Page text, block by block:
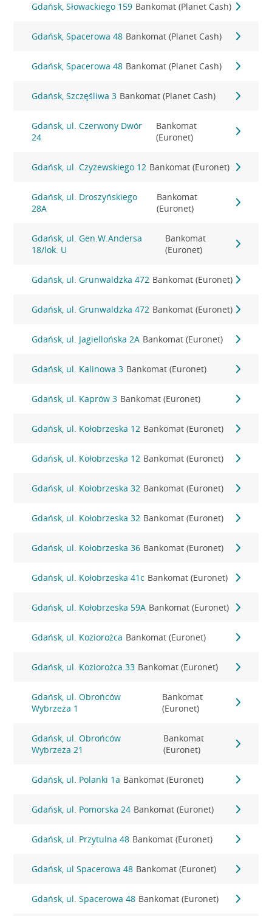
Gdańsk, Słowackiego 159 Bankomat (Planet Cash)
Gdańsk, Spacerowa 48 Bankomat (Planet Cash)
Gdańsk, Spacerowa 48 Bankomat (Planet Cash)
Gdańsk, Szczęśliwa 3 Bankomat (Planet Cash)
Gdańsk, ul. Czerwony Dwór
24
Bankomat
(Euronet)
Gdańsk, ul. Czyżewskiego 12 Bankomat (Euronet)
Gdańsk, ul. Droszyńskiego
28A
Bankomat
(Euronet)
Gdańsk, ul. Gen.W.Andersa
18/lok. U
Bankomat
(Euronet)
Gdańsk, ul. Grunwaldzka 472 Bankomat (Euronet)
Gdańsk, ul. Grunwaldzka 472 Bankomat (Euronet)
Gdańsk, ul. Jagiellońska 2A Bankomat (Euronet)
Gdańsk, ul. Kalinowa 3 Bankomat (Euronet)
Gdańsk, ul. Kaprów 3 Bankomat (Euronet)
Gdańsk, ul. Kołobrzeska 12 Bankomat (Euronet)
Gdańsk, ul. Kołobrzeska 12 Bankomat (Euronet)
Gdańsk, ul. Kołobrzeska 32 Bankomat (Euronet)
Gdańsk, ul. Kołobrzeska 32 Bankomat (Euronet)
Gdańsk, ul. Kołobrzeska 36 Bankomat (Euronet)
Gdańsk, ul. Kołobrzeska 41c Bankomat (Euronet)
Gdańsk, ul. Kołobrzeska 59A Bankomat (Euronet)
Gdańsk, ul. Koziorożca Bankomat (Euronet)
Gdańsk, ul. Koziorożca 33 Bankomat (Euronet)
Gdańsk, ul. Obrońców
Wybrzeża 1
Bankomat
(Euronet)
Gdańsk, ul. Obrońców
Wybrzeża 21
Bankomat
(Euronet)
Gdańsk, ul. Polanki 1a Bankomat (Euronet)
Gdańsk, ul. Pomorska 24 Bankomat (Euronet)
Gdańsk, ul. Przytulna 48 Bankomat (Euronet)
Gdańsk, ul Spacerowa 48 Bankomat (Euronet)
Gdańsk, ul. Spacerowa 48 Bankomat (Euronet)